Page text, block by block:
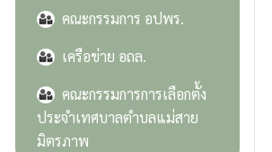
คณะกรรมการ อปพร.
เครือข่าย อถล.
คณะกรรมการการเลือกตั้ง
ประจำเทศบาลตำบลแม่สาย
มิตรภาพ